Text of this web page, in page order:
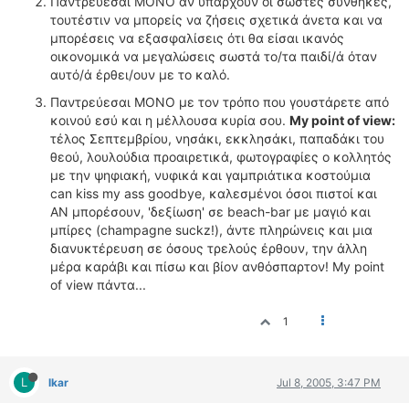
τουτέστιν να μπορείς να ζήσεις σχετικά άνετα και να
μπορέσεις να εξασφαλίσεις ότι θα είσαι ικανός
οικονομικά να μεγαλώσεις σωστά το/τα παιδί/ά όταν
αυτό/ά έρθει/ουν με το καλό.
Παντρεύεσαι ΜΟΝΟ με τον τρόπο που γουστάρετε από
κοινού εσύ και η μέλλουσα κυρία σου. My point of view:
τέλος Σεπτεμβρίου, νησάκι, εκκλησάκι, παπαδάκι του
θεού, λουλούδια προαιρετικά, φωτογραφίες ο κολλητός
με την ψηφιακή, νυφικά και γαμπριάτικα κοστούμια
can kiss my ass goodbye, καλεσμένοι όσοι πιστοί και
ΑΝ μπορέσουν, 'δεξίωση' σε beach-bar με μαγιό και
μπίρες (champagne suckz!), άντε πληρώνεις και μια
διανυκτέρευση σε όσους τρελούς έρθουν, την άλλη
μέρα καράβι και πίσω και βίον ανθόσπαρτον! My point
of view πάντα...
1
L lkar Jul 8, 2005, 3:47 PM